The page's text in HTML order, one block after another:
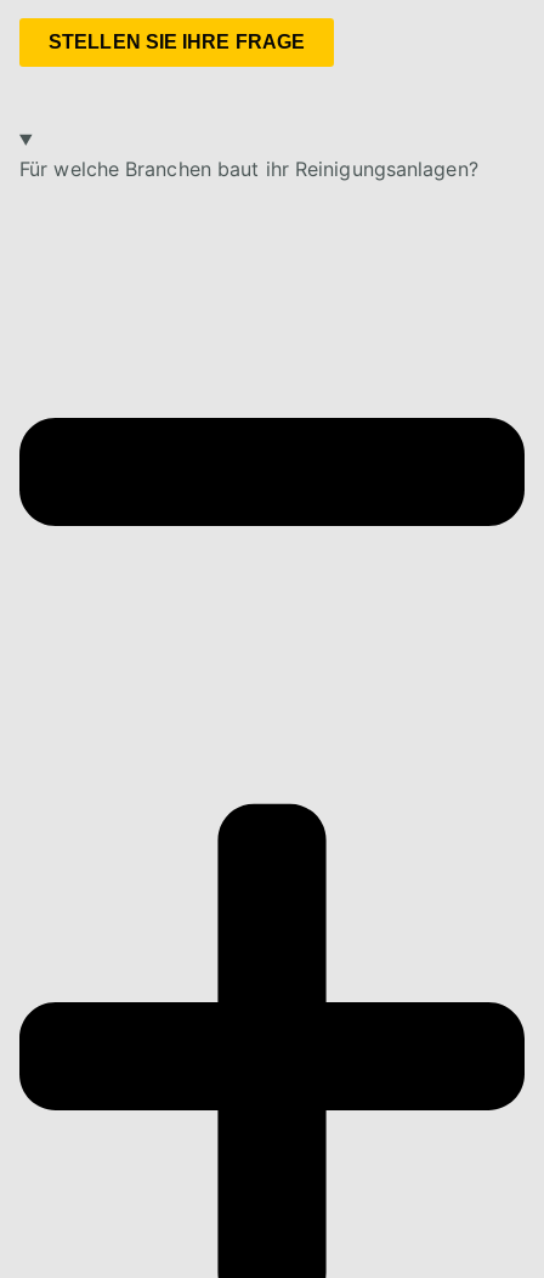
STELLEN SIE IHRE FRAGE
Für welche Branchen baut ihr Reinigungsanlagen?